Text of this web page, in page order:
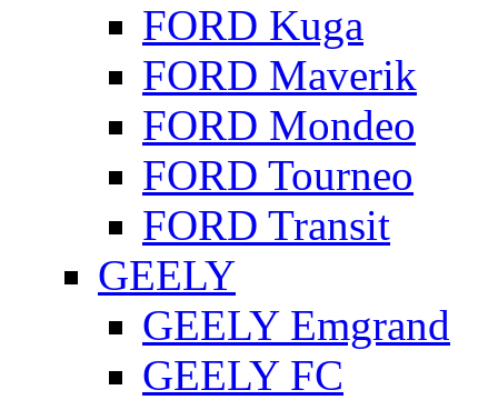
FORD Kuga
FORD Maverik
FORD Mondeo
FORD Tourneo
FORD Transit
GEELY
GEELY Emgrand
GEELY FC